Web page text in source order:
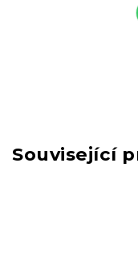
Související